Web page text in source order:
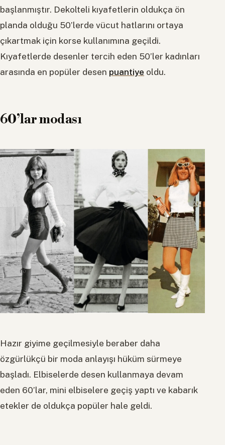
başlanmıştır. Dekolteli kıyafetlerin oldukça ön
planda olduğu 50’lerde vücut hatlarını ortaya
çıkartmak için korse kullanımına geçildi.
Kıyafetlerde desenler tercih eden 50’ler kadınları
arasında en popüler desen puantiye oldu.
60’lar modası
Hazır giyime geçilmesiyle beraber daha
özgürlükçü bir moda anlayışı hüküm sürmeye
başladı. Elbiselerde desen kullanmaya devam
eden 60’lar, mini elbiselere geçiş yaptı ve kabarık
etekler de oldukça popüler hale geldi.